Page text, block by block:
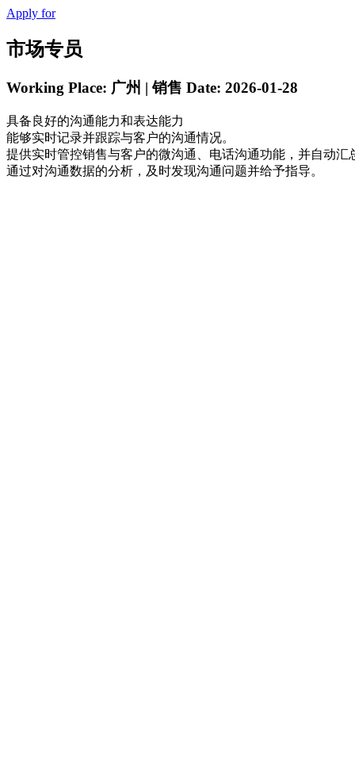
Apply for
市场专员
Working Place: 广州 | 销售 Date: 2026-01-28
具备良好的沟通能力和表达能力
能够实时记录并跟踪与客户的沟通情况。
提供实时管控销售与客户的微沟通、电话沟通功能，并自动
通过对沟通数据的分析，及时发现沟通问题并给予指导。